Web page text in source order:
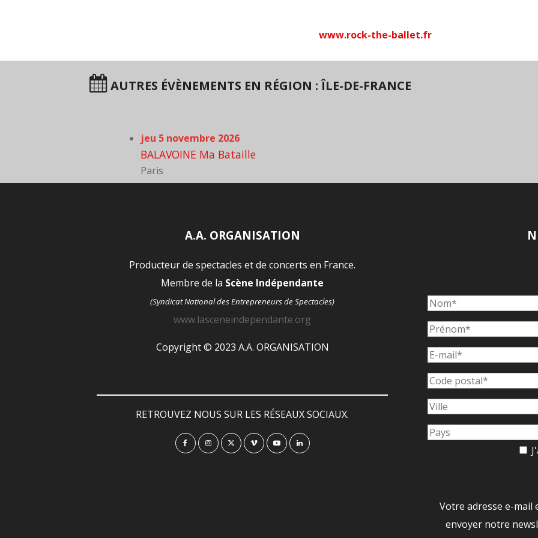
www.rock-the-ballet.fr
AUTRES ÉVÈNEMENTS EN RÉGION : ÎLE-DE-FRANCE
jeu 5 novembre 2026
BALAVOINE Ma Bataille
Paris
A.A. ORGANISATION
Producteur de spectacles et de concerts en France.
Membre de la Scène Indépendante
(Syndicat National des Entrepreneurs de Spectacles)
www.lasceneindependante.org
Copyright © 2023 A.A. ORGANISATION
RETROUVEZ NOUS SUR LES RÉSEAUX SOCIAUX.
Votre adresse e-
envoyer notre